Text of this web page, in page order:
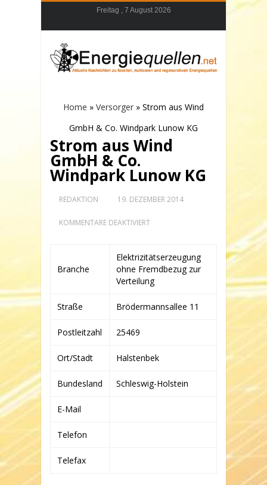
Freitag , 7 August 2026
Home » Versorger » Strom aus Wind
GmbH & Co. Windpark Lunow KG
Strom aus Wind
GmbH & Co.
Windpark Lunow KG
REDAKTION 19. DEZEMBER 2014
KOMMENTARE DEAKTIVIERTFÜR
GMBH
&
CO.
WINDPARK
KG
Branche
Elektrizitätserzeugung
ohne Fremdbezug zur
Verteilung
Straße Brödermannsallee 11
Postleitzahl 25469
Ort/Stadt Halstenbek
Bundesland Schleswig-Holstein
E-Mail
Telefon
Telefax